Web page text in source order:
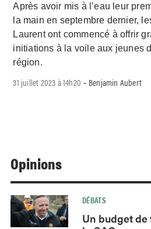
Après avoir mis à l’eau leur
la main en septembre dernier,
Laurent ont commencé à offrir
initiations à la voile aux jeunes
région.
31 juillet 2023 à 14h20 - Benjamin Aubert
Opinions
DÉBATS
Un budget